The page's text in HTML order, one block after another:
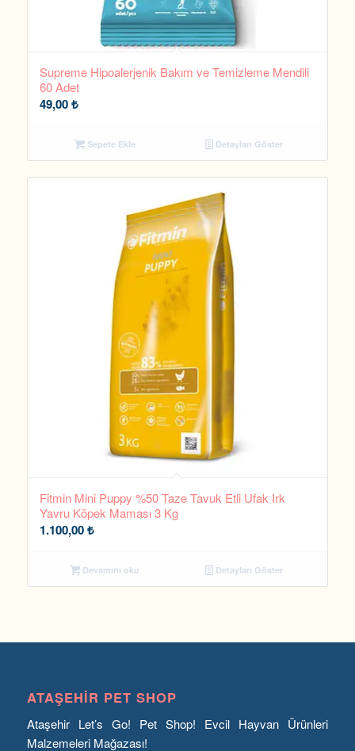
Supreme Hipoalerjenik Bakım ve Temizleme Mendili
60 Adet
49,00₺
Sepete Ekle Detayları Göster
Fitmin Mini Puppy %50 Taze Tavuk Etli Ufak Irk
Yavru Köpek Maması 3 Kg
1.100,00₺
Devamını oku Detayları Göster
ATAŞEHIR PET SHOP
Ataşehir Let’s Go! Pet Shop! Evcil Hayvan Ürünleri
Malzemeleri Mağazası!